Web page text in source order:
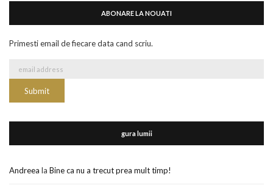
ABONARE LA NOUATI
Primesti email de fiecare data cand scriu.
gura lumii
Andreea la Bine ca nu a trecut prea mult timp!